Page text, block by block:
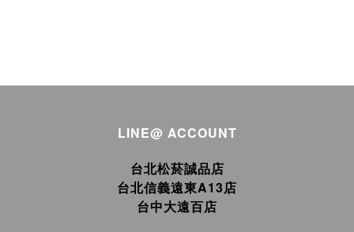
LINE@ ACCOUNT
台北松菸誠品店
台北信義遠東A13店
台中大遠百店